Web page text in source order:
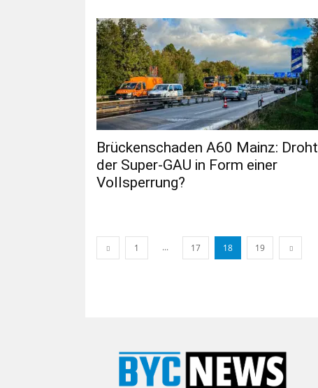
Brückenschaden A60 Mainz: Droht
der Super-GAU in Form einer
Vollsperrung?
1 ... 17 18 19